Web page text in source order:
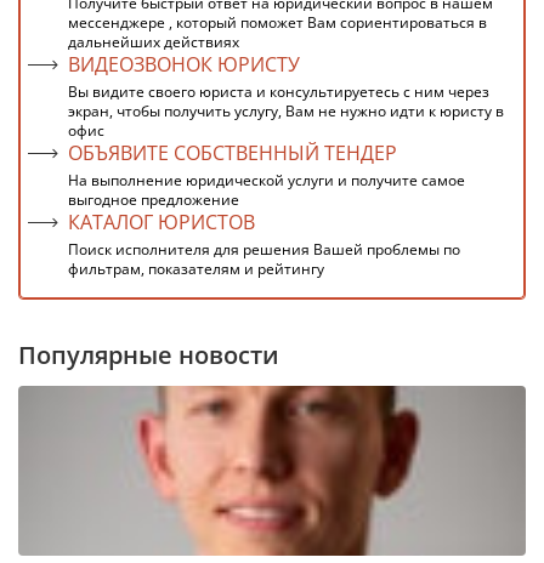
мессенджере , который поможет Вам сориентироваться в
дальнейших действиях
ВИДЕОЗВОНОК ЮРИСТУ
Вы видите своего юриста и консультируетесь с ним через
экран, чтобы получить услугу, Вам не нужно идти к юристу в
офис
ОБЪЯВИТЕ СОБСТВЕННЫЙ ТЕНДЕР
На выполнение юридической услуги и получите самое
выгодное предложение
КАТАЛОГ ЮРИСТОВ
Поиск исполнителя для решения Вашей проблемы по
фильтрам, показателям и рейтингу
Популярные новости